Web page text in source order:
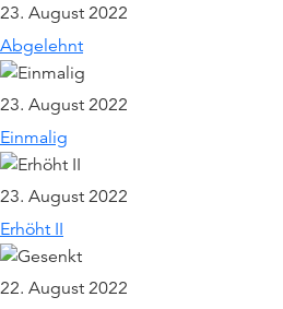
23. August 2022
Abgelehnt
23. August 2022
Einmalig
23. August 2022
Erhöht II
22. August 2022